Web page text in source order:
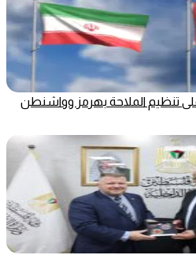
تنظيم الملاحة بهرمز وواشنطن